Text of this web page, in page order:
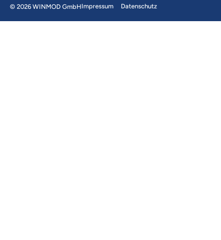
© 2026 WINMOD GmbHImpressum Datenschutz